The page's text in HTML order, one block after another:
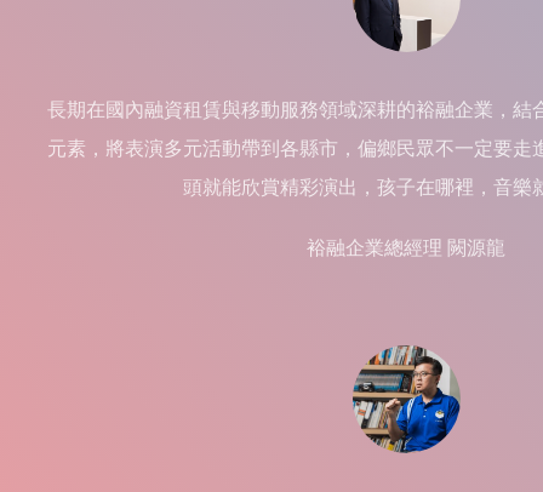
長期在國內融資租賃與移動服務領域深耕的裕融企業，結
元素，將表演多元活動帶到各縣市，偏鄉民眾不一定要走
頭就能欣賞精彩演出，孩子在哪裡，音樂
裕融企業總經理 闕源龍